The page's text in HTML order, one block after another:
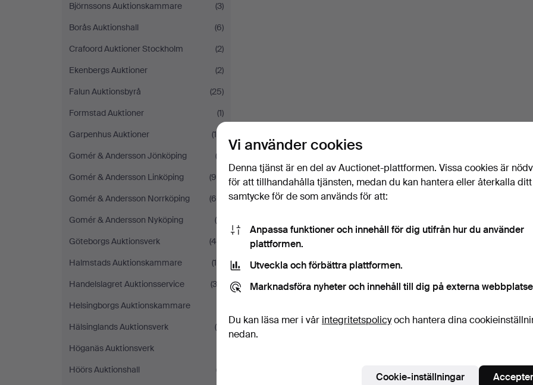
Björnssons Auktionskammare
(3)
Borås Auktionshall
(6)
Crafoord Auktioner Stockholm
(2)
Ekenbergs Auktioner
(2)
Falun Auktionsbyrå
(25)
Formstad Auktioner
(1)
Garpenhus Auktioner
(10)
Gomér & Andersson Jönköping
(2)
Gomér & Andersson Linköping
(96)
Gomér & Andersson Norrköping
(60)
Gomér & Andersson Nyköping
(9)
Göteborgs Auktionsverk
(40)
Halmstads Auktionskammare
(16)
Handelslagret Auktionsservice
(32)
Helsingborgs Auktionskammare
Hälsinglands Auktionsverk
(5)
Höganäs Auktionsverk
Höörs Auktionshall
(7)
Vi använder cookies
Denna tjänst är en del av Auctionet-plattformen. Vissa cookies är
för att tillhandahålla tjänsten, medan du kan hantera eller återkalla ditt
samtycke för de som används för att:
Anpassa funktioner och innehåll för dig utifrån hur du använder
plattformen.
Utveckla och förbättra plattformen.
Marknadsföra nyheter och innehåll till dig på externa
Du kan läsa mer i vår integritetspolicyoch hantera dina
nedan.
Cookie-inställningar